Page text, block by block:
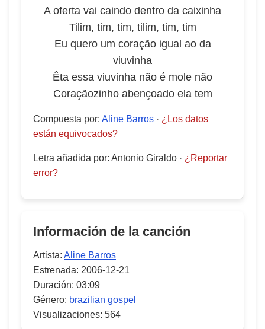
A oferta vai caindo dentro da caixinha
Tilim, tim, tim, tilim, tim, tim
Eu quero um coração igual ao da
viuvinha
Êta essa viuvinha não é mole não
Coraçãozinho abençoado ela tem
Compuesta por: Aline Barros · ¿Los datos
están equivocados?
Letra añadida por: Antonio Giraldo · ¿Reportar
error?
Información de la canción
Artista: Aline Barros
Estrenada: 2006-12-21
Duración: 03:09
Género: brazilian gospel
Visualizaciones: 564